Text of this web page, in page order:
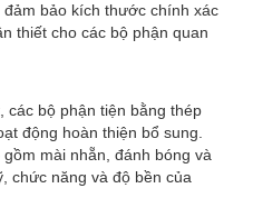
bảo kích thước chính xác
thiết cho các bộ phận quan
các bộ phận tiện bằng thép
động hoàn thiện bổ sung.
mài nhẵn, đánh bóng và
chức năng và độ bền của